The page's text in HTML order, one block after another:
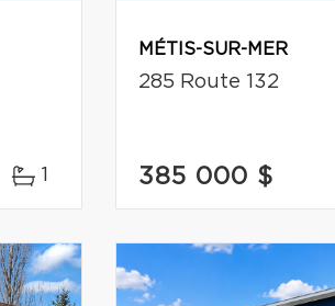
1
MÉTIS-SUR-MER
285 Route 132
385 000 $